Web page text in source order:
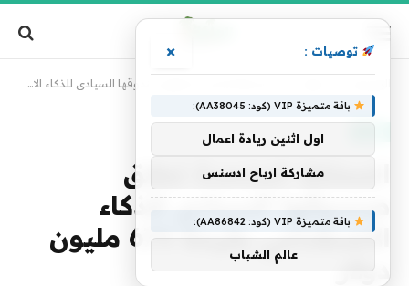
المملكة المتحدة تطلق صندوقها السيادي للذكاء الاصطناعي بقيمة 675 مليون دولار
المملكة المتحدة تطلق
صندوقها السيادي للذكاء
الاصطناعي بقيمة 675 مليون
دولار
توصيات : ×
باقة متميزة VIP (كود: AA38045):
اول اثنين ريادة اعمال
مشاركة ارباح ادسنس
باقة متميزة VIP (كود: AA86842):
عالم الشباب